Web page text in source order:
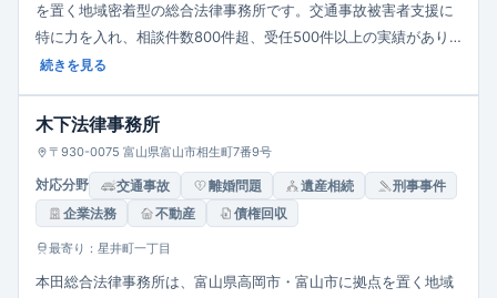
を置く地域密着型の総合法律事務所です。交通事故被害者支援に
特に力を入れ、相談件数800件超、受任500件以上の実績があり
ます。また、中小企業向けの企業法務（契約書チェック・顧問契
導入し、相談しやすい環境を整えています。
続きを見る
木下法律事務所
〒930-0075 富山県富山市相生町7番9号
対応分野 交通事故 離婚問題 遺産相続
刑事事件
企業法務
不動産 債権回収
最寄り：星井町一丁目
本田総合法律事務所は、富山県高岡市・富山市に拠点を置く地域